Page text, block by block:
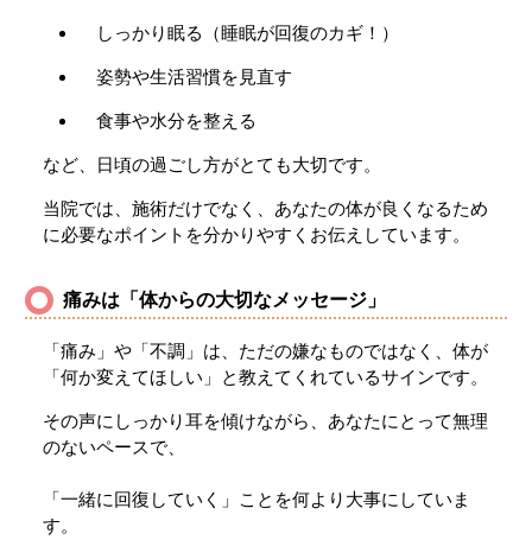
しっかり眠る（睡眠が回復のカギ！）
姿勢や生活習慣を見直す
食事や水分を整える
など、日頃の過ごし方がとても大切です。
当院では、施術だけでなく、あなたの体が良くなるため
に必要なポイントを分かりやすくお伝えしています。
痛みは「体からの大切なメッセージ」
「痛み」や「不調」は、ただの嫌なものではなく、体が
「何か変えてほしい」と教えてくれているサインです。
その声にしっかり耳を傾けながら、あなたにとって無理
のないペースで、
「一緒に回復していく」ことを何より大事にしていま
す。